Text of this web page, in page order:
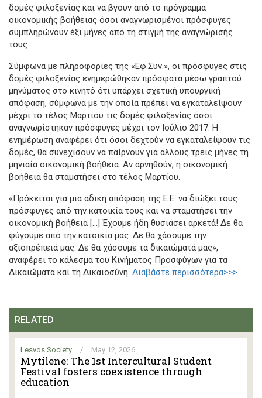
δομές φιλοξενίας και να βγουν από το πρόγραμμα
οικονομικής βοήθειας όσοι αναγνωρισμένοι πρόσφυγες
συμπληρώνουν έξι μήνες από τη στιγμή της αναγνώρισής
τους.
Σύμφωνα με πληροφορίες της «Εφ.Συν.», οι πρόσφυγες στις
δομές φιλοξενίας ενημερώθηκαν πρόσφατα μέσω γραπτού
μηνύματος στο κινητό ότι υπάρχει σχετική υπουργική
απόφαση, σύμφωνα με την οποία πρέπει να εγκαταλείψουν
μέχρι το τέλος Μαρτίου τις δομές φιλοξενίας όσοι
αναγνωρίστηκαν πρόσφυγες μέχρι τον Ιούλιο 2017. Η
ενημέρωση αναφέρει ότι όσοι δεχτούν να εγκαταλείψουν τις
δομές, θα συνεχίσουν να παίρνουν για άλλους τρεις μήνες τη
μηνιαία οικονομική βοήθεια. Αν αρνηθούν, η οικονομική
βοήθεια θα σταματήσει στο τέλος Μαρτίου.
«Πρόκειται για μια άδικη απόφαση της Ε.Ε. να διώξει τους
πρόσφυγες από την κατοικία τους και να σταματήσει την
οικονομική βοήθεια [...] Έχουμε ήδη θυσιάσει αρκετά! Δε θα
φύγουμε από την κατοικία μας. Δε θα χάσουμε την
αξιοπρέπειά μας. Δε θα χάσουμε τα δικαιώματά μας»,
αναφέρει το κάλεσμα του Κινήματος Προσφύγων για τα
Δικαιώματα και τη Δικαιοσύνη. Διαβάστε περισσότερα>>>
RELATED
Lesvos Society / May 12, 2026
Mytilene: The 1st Intercultural Student
Festival fosters coexistence through
education